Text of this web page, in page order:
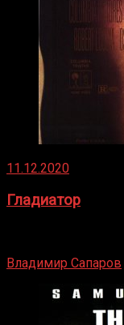
11.12.2020
Гладиатор
Владимир Сапаров